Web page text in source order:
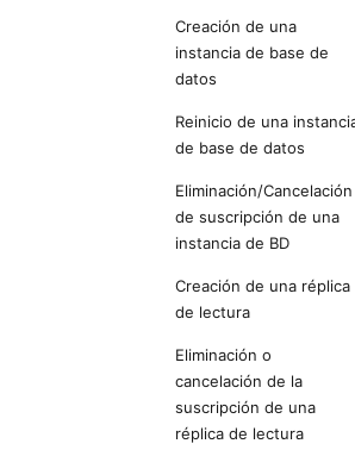
Creación de una
instancia de base de
datos
Reinicio de una
de base de datos
Eliminación/Cancelación
de suscripción de una
instancia de BD
Creación de una réplica
de lectura
Eliminación o
cancelación de la
suscripción de una
réplica de lectura